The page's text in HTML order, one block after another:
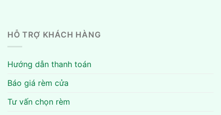
HỖ TRỢ KHÁCH HÀNG
Hướng dẫn thanh toán
Báo giá rèm cửa
Tư vấn chọn rèm